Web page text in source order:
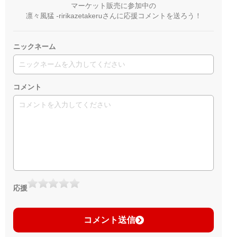
マーケット販売に参加中の
凛々風猛 -ririkazetakeruさんに応援コメントを送ろう！
ニックネーム
コメント
応援
コメント送信